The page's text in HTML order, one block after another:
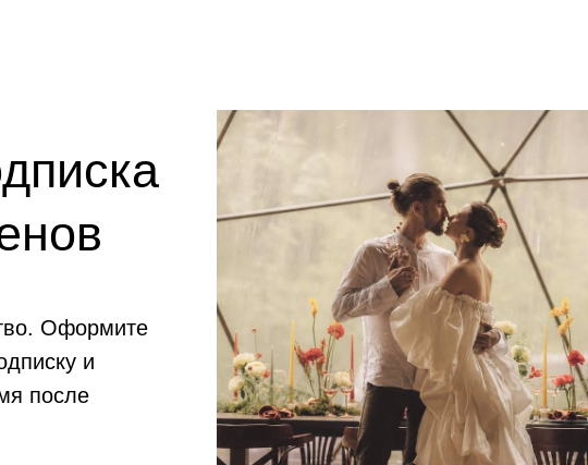
Оформите
и
после